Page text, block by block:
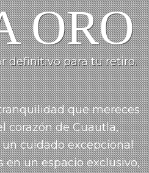
ORO
definitivo para tu retiro.
que mereces
corazón de Cuautla,
un cuidadoexcepcional
en un espacio exclusivo,